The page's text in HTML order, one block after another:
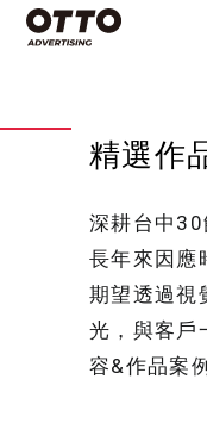
精選作
深耕台中30
長年來因應
期望透過視
光，與客戶
容&作品案